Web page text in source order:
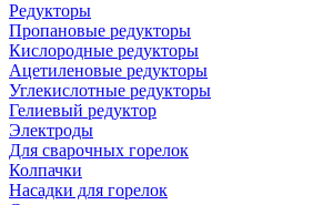
Редукторы
Пропановые редукторы
Кислородные редукторы
Ацетиленовые редукторы
Углекислотные редукторы
Гелиевый редуктор
Электроды
Для сварочных горелок
Колпачки
Насадки для горелок